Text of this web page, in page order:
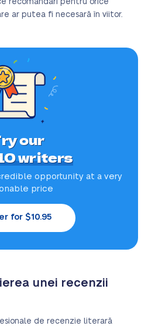
recomandări pentru orice
ar putea fi necesară în viitor.
our
writers
opportunity at a very
price
for $10.95
unei recenzii
de recenzie literară